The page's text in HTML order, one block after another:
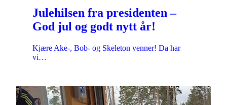
Julehilsen fra presidenten –
God jul og godt nytt år!
Kjære Ake-, Bob- og Skeleton venner! Da har
vi…